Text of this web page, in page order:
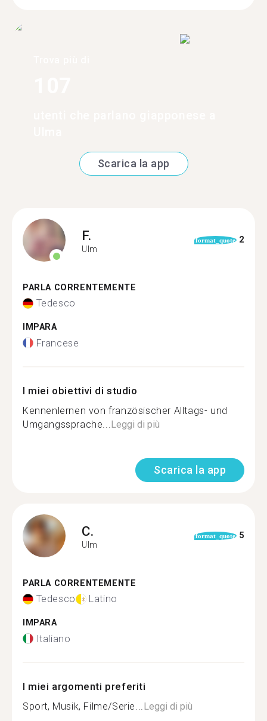
Scarica la app
F.
Ulm
format_quote 2
PARLA CORRENTEMENTE
Tedesco
IMPARA
Francese
I miei obiettivi di studio
Kennenlernen von französischer Alltags- und
Umgangssprache... Leggi di più
Scarica la app
C.
Ulm
format_quote 5
PARLA CORRENTEMENTE
Tedesco Latino
IMPARA
Italiano
I miei argomenti preferiti
Sport, Musik, Filme/Serie... Leggi di più